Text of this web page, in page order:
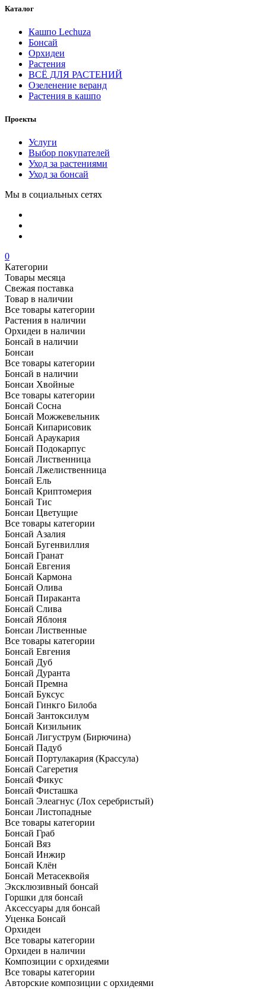
Каталог
Кашпо Lechuza
Бонсай
Орхидеи
Растения
ВСЁ ДЛЯ РАСТЕНИЙ
Озеленение веранд
Растения в кашпо
Проекты
Услуги
Выбор покупателей
Уход за растениями
Уход за бонсай
Мы в социальных сетях
0
Категории
Товары месяца
Свежая поставка
Товар в наличии
Все товары категории
Растения в наличии
Орхидеи в наличии
Бонсай в наличии
Бонсаи
Все товары категории
Бонсай в наличии
Бонсаи Хвойные
Все товары категории
Бонсай Сосна
Бонсай Можжевельник
Бонсай Кипарисовик
Бонсай Араукария
Бонсай Подокарпус
Бонсай Лиственница
Бонсай Лжелиственница
Бонсай Ель
Бонсай Криптомерия
Бонсай Тис
Бонсаи Цветущие
Все товары категории
Бонсай Азалия
Бонсай Бугенвиллия
Бонсай Гранат
Бонсай Евгения
Бонсай Кармона
Бонсай Олива
Бонсай Пираканта
Бонсай Слива
Бонсай Яблоня
Бонсаи Лиственные
Все товары категории
Бонсай Евгения
Бонсай Дуб
Бонсай Дуранта
Бонсай Премна
Бонсай Буксус
Бонсай Гинкго Билоба
Бонсай Зантоксилум
Бонсай Кизильник
Бонсай Лигуструм (Бирючина)
Бонсай Падуб
Бонсай Портулакария (Крассула)
Бонсай Сагеретия
Бонсай Фикус
Бонсай Фисташка
Бонсай Элеагнус (Лох серебристый)
Бонсаи Листопадные
Все товары категории
Бонсай Граб
Бонсай Вяз
Бонсай Инжир
Бонсай Клён
Бонсай Метасеквойя
Эксклюзивный бонсай
Горшки для бонсай
Аксессуары для бонсай
Уценка Бонсай
Орхидеи
Все товары категории
Орхидеи в наличии
Композиции с орхидеями
Все товары категории
Авторские композиции с орхидеями